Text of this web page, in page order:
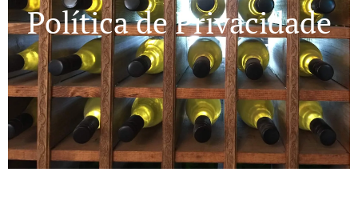
Política de Privacidade